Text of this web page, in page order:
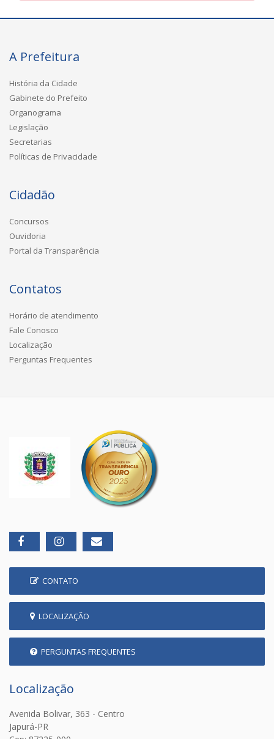
A Prefeitura
História da Cidade
Gabinete do Prefeito
Organograma
Legislação
Secretarias
Políticas de Privacidade
Cidadão
Concursos
Ouvidoria
Portal da Transparência
Contatos
Horário de atendimento
Fale Conosco
Localização
Perguntas Frequentes
CONTATO
LOCALIZAÇÃO
PERGUNTAS FREQUENTES
Localização
Avenida Bolivar, 363 - Centro
Japurá-PR